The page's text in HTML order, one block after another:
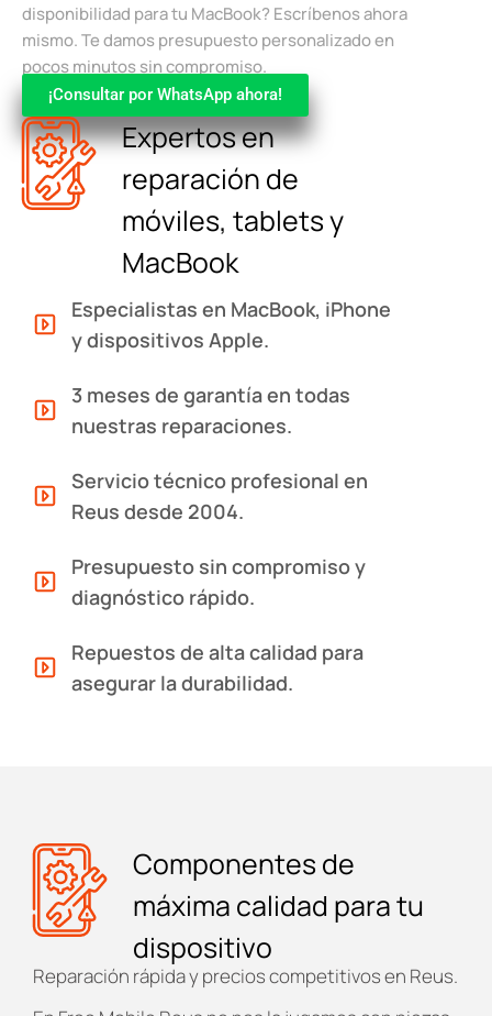
disponibilidad para tu MacBook? Escríbenos ahora
mismo. Te damos presupuesto personalizado en
pocos minutos sin compromiso.
¡Consultar por WhatsApp ahora!
Expertos en
reparación de
móviles, tablets y
MacBook
Especialistas en MacBook, iPhone
y dispositivos Apple.
3 meses de garantía en todas
nuestras reparaciones.
Servicio técnico profesional en
Reus desde 2004.
Presupuesto sin compromiso y
diagnóstico rápido.
Repuestos de alta calidad para
asegurar la durabilidad.
Componentes de
máxima calidad para tu
dispositivo
Reparación rápida y precios competitivos en Reus.